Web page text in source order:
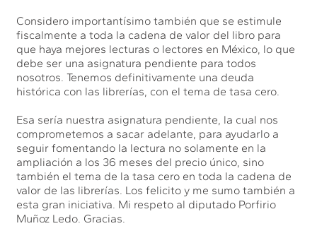
Considero importantísimo también que se estimule
fiscalmente a toda la cadena de valor del libro para
que haya mejores lecturas o lectores en México, lo que
debe ser una asignatura pendiente para todos
nosotros. Tenemos definitivamente una deuda
histórica con las librerías, con el tema de tasa cero.
Esa sería nuestra asignatura pendiente, la cual nos
comprometemos a sacar adelante, para ayudarlo a
seguir fomentando la lectura no solamente en la
ampliación a los 36 meses del precio único, sino
también el tema de la tasa cero en toda la cadena de
valor de las librerías. Los felicito y me sumo también a
esta gran iniciativa. Mi respeto al diputado Porfirio
Muñoz Ledo. Gracias.